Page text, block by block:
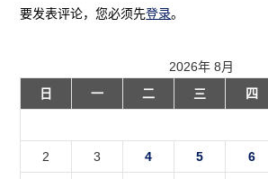
要发表评论，您必须先登录。
2026年 8月
日
一 二 三 四
2 3 4 5 6